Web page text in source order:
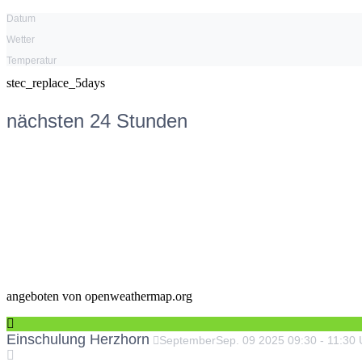
Datum
Wetter
Temperatur
stec_replace_5days
nächsten 24 Stunden
angeboten von openweathermap.org
Einschulung Herzhorn SeptemberSep. 09 2025 09:30 - 11:30